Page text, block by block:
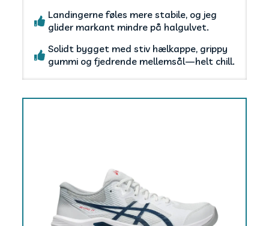
Landingerne føles mere stabile, og jeg
glider markant mindre på halgulvet.
Solidt bygget med stiv hælkappe, grippy
gummi og fjedrende mellemsål—helt chill.